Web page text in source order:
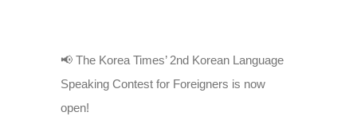
📢 The Korea Times’ 2nd Korean Language
Speaking Contest for Foreigners is now
open!